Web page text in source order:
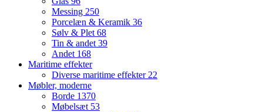
Messing 250
Porcelæn & Keramik 36
Sølv & Plet 68
Tin & andet 39
Andet 168
Maritime effekter
Diverse maritime effekter 22
Møbler, moderne
Borde 1370
Møbelsæt 53